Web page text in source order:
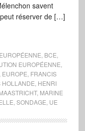
savent
réserver de […]
BCE
EUROPÉENNE
EUROPE FRANCIS
HOLLANDE HENRI
, MARINE
SONDAGE UE